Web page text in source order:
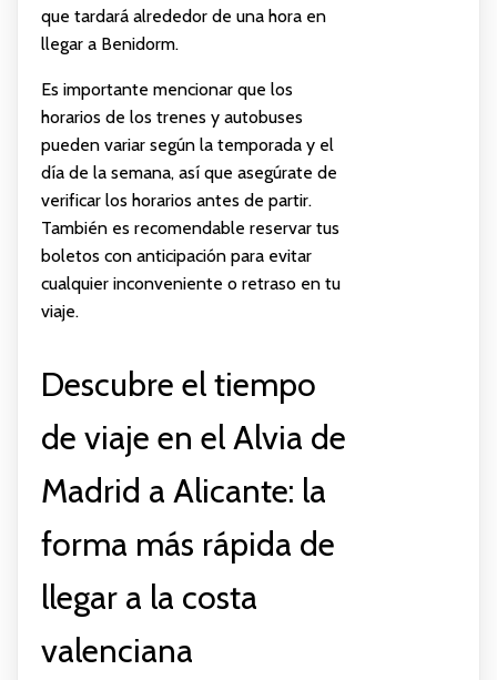
que tardará alrededor de una hora en
llegar a Benidorm.
Es importante mencionar que los
horarios de los trenes y autobuses
pueden variar según la temporada y el
día de la semana, así que asegúrate de
verificar los horarios antes de partir.
También es recomendable reservar tus
boletos con anticipación para evitar
cualquier inconveniente o retraso en tu
viaje.
Descubre el tiempo
de viaje en el Alvia de
Madrid a Alicante: la
forma más rápida de
llegar a la costa
valenciana